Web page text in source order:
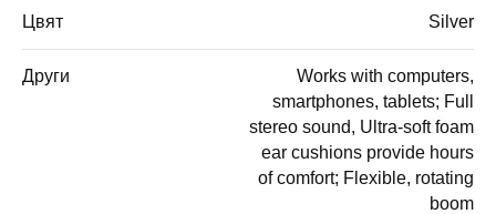
Цвят Silver
Други
Works with computers,
smartphones, tablets; Full
stereo sound, Ultra-soft foam
ear cushions provide hours
of comfort; Flexible, rotating
boom